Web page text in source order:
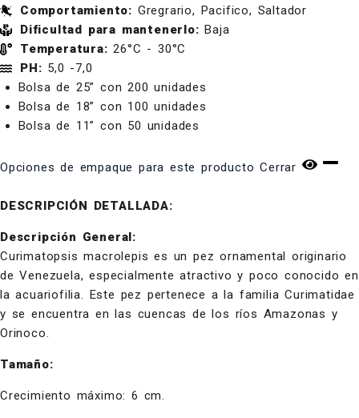
Comportamiento: Gregrario, Pacifico, Saltador
Dificultad para mantenerlo: Baja
Temperatura: 26°C - 30°C
PH: 5,0 -7,0
Bolsa de 25” con 200 unidades
Bolsa de 18” con 100 unidades
Bolsa de 11” con 50 unidades
Opciones de empaque para este productoCerrar
DESCRIPCIÓN DETALLADA:
Descripción General:
Curimatopsis macrolepis es un pez ornamental originario
de Venezuela, especialmente atractivo y poco conocido en
la acuariofilia. Este pez pertenece a la familia Curimatidae
y se encuentra en las cuencas de los ríos Amazonas y
Orinoco.
Tamaño:
Crecimiento máximo: 6 cm.